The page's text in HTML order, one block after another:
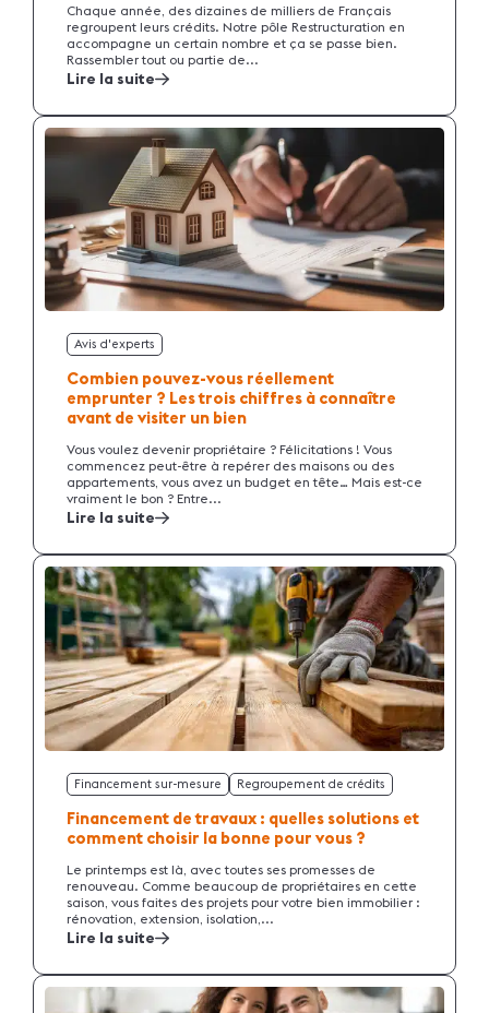
Chaque année, des dizaines de milliers de Français
regroupent leurs crédits. Notre pôle Restructuration en
accompagne un certain nombre et ça se passe bien.
Rassembler tout ou partie de...
Lire la suite
Avis d'experts
Combien pouvez-vous réellement
emprunter ? Les trois chiffres à connaître
avant de visiter un bien
Vous voulez devenir propriétaire ? Félicitations ! Vous
commencez peut-être à repérer des maisons ou des
appartements, vous avez un budget en tête… Mais est-ce
vraiment le bon ? Entre...
Lire la suite
Financement sur-mesure Regroupement de crédits
Financement de travaux : quelles solutions et
comment choisir la bonne pour vous ?
Le printemps est là, avec toutes ses promesses de
renouveau. Comme beaucoup de propriétaires en cette
saison, vous faites des projets pour votre bien immobilier :
rénovation, extension, isolation,...
Lire la suite